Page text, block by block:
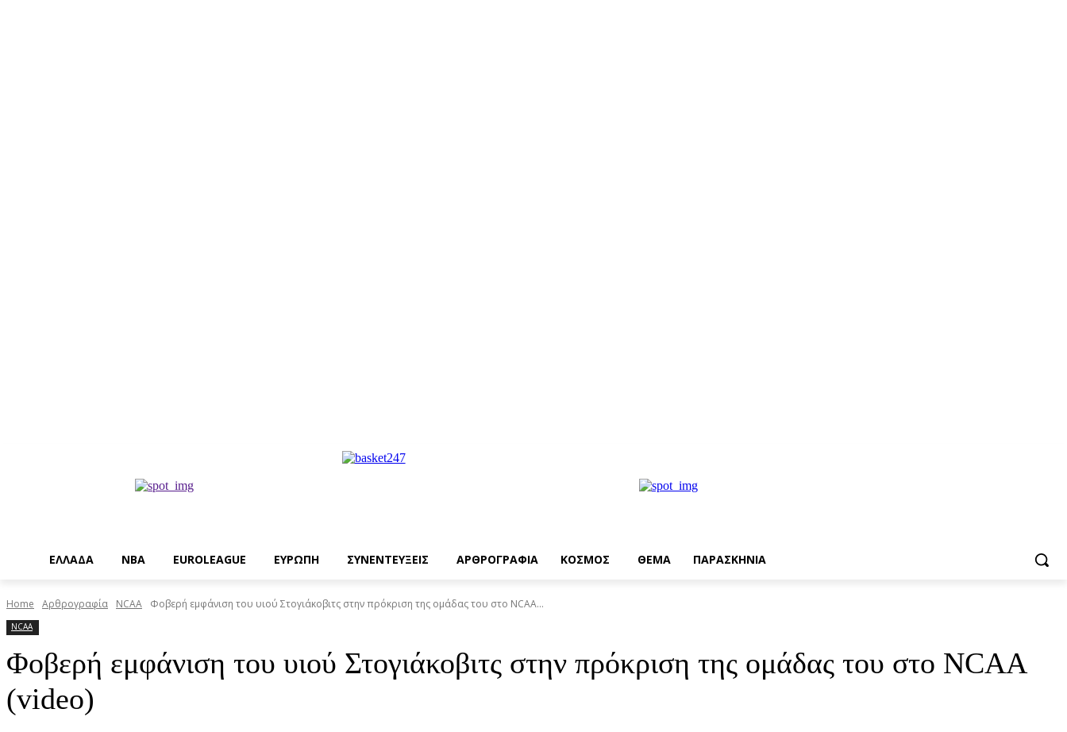
EΛΛΑΔΑ NBA ΕUROLEAGUE ΕΥΡΩΠΗ ΣΥΝΕΝΤΕΥΞΕΙΣ ΑΡΘΡΟΓΡΑΦΙΑ ΚΟΣΜΟΣ ΘΕΜΑ ΠΑΡΑΣΚΗΝΙΑ
Home Αρθρογραφία NCAA Φοβερή εμφάνιση του υιού Στογιάκοβιτς στην πρόκριση της ομάδας του στο NCAA...
NCAA
Φοβερή εμφάνιση του υιού Στογιάκοβιτς στην πρόκριση της ομάδας του στο NCAA
(video)